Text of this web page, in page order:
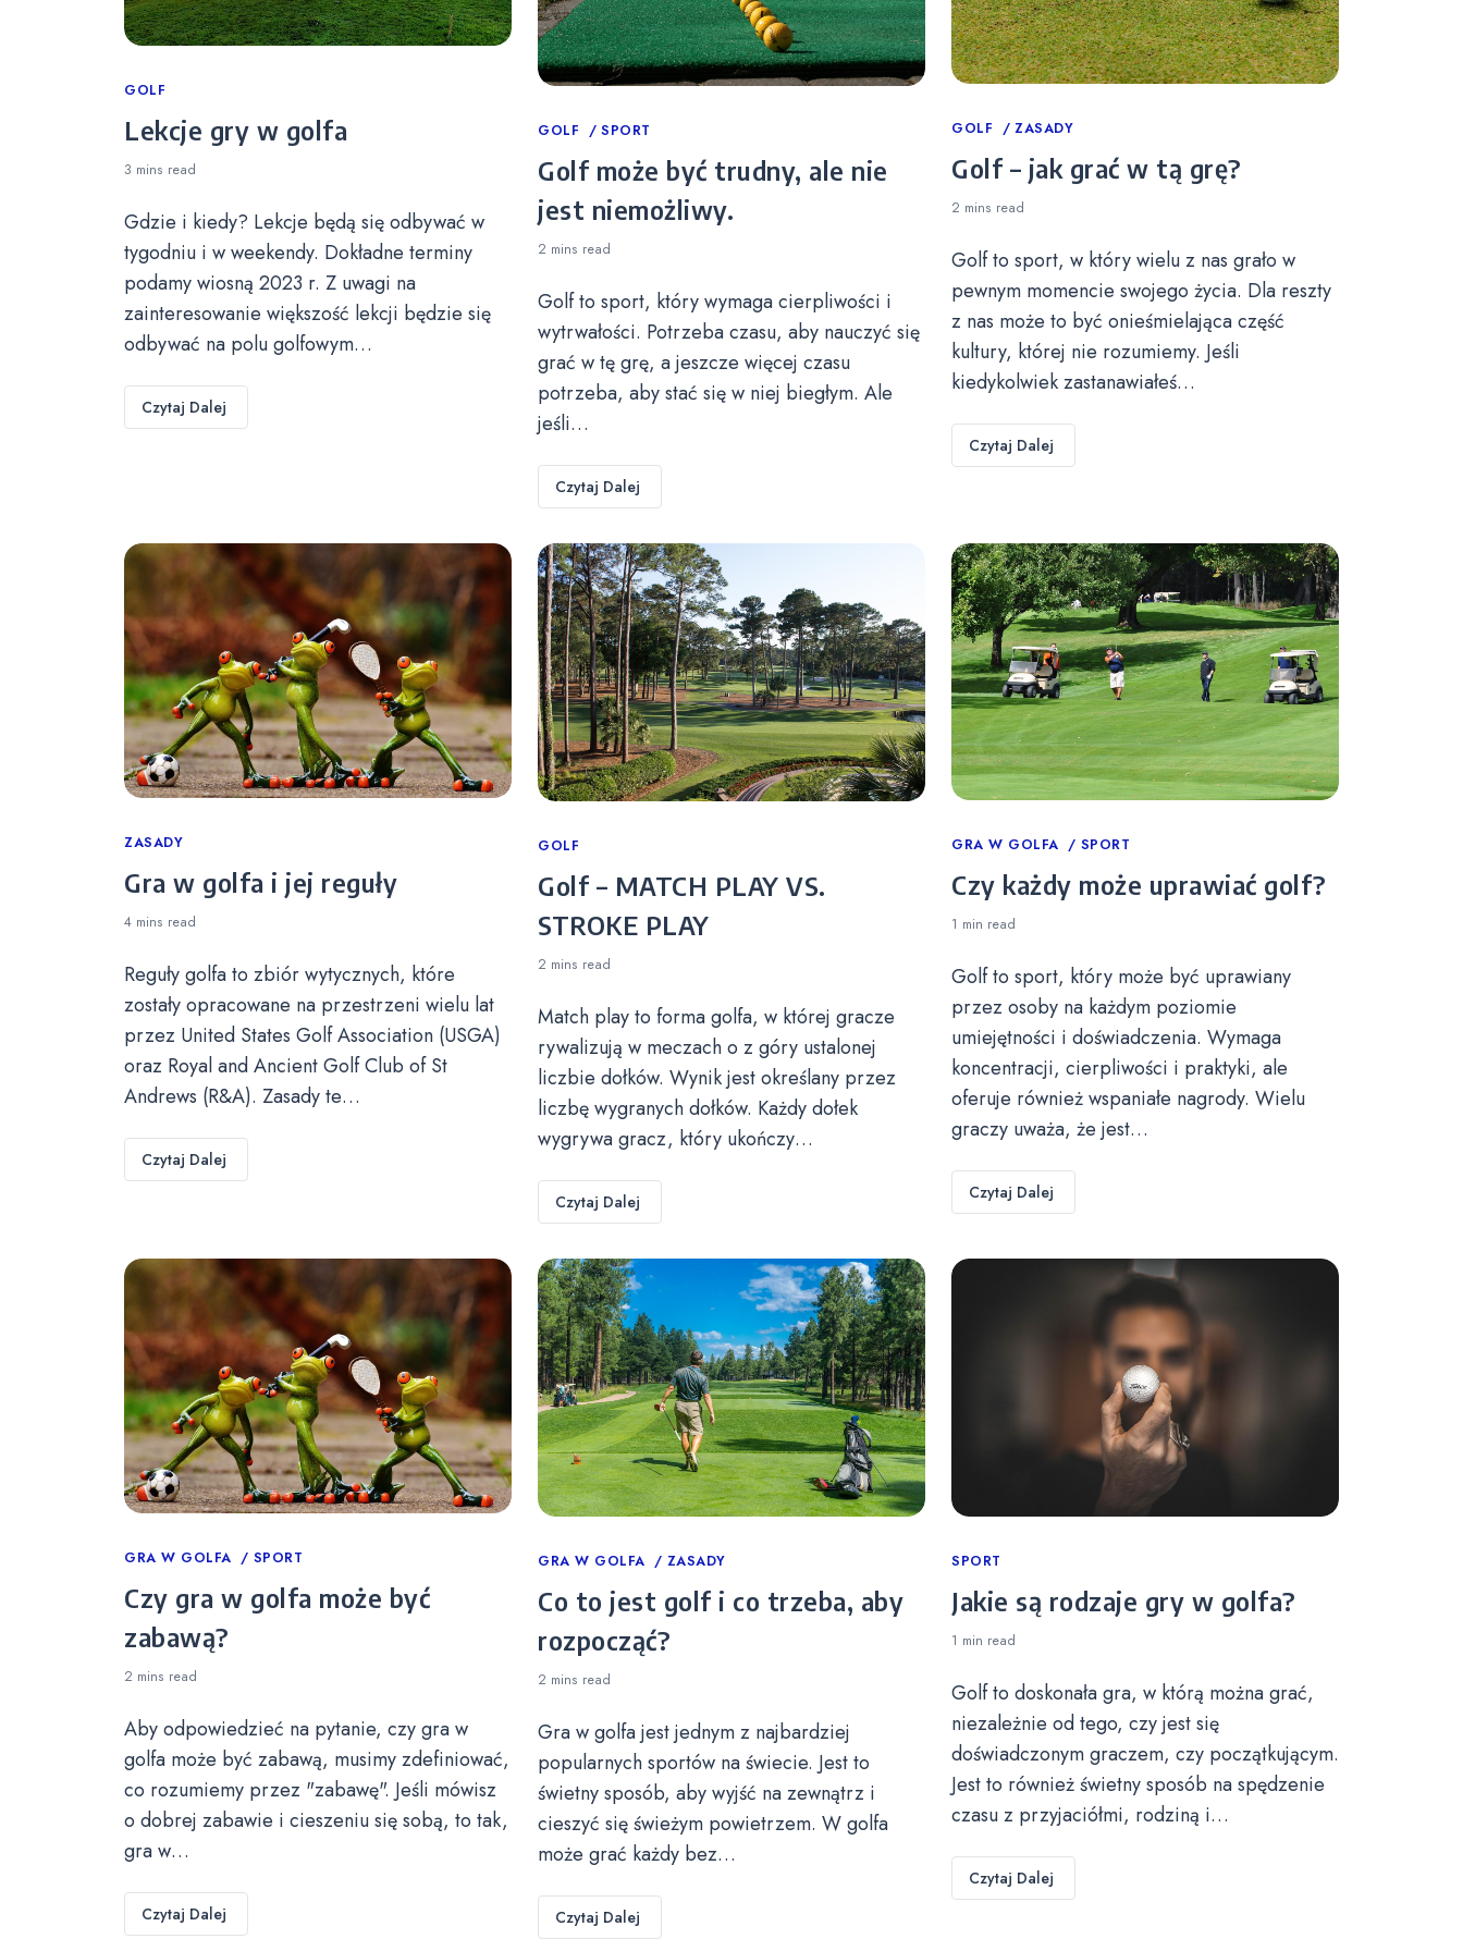
Categories
GOLF
Lekcje gry w golfa
3 mins read
Gdzie i kiedy? Lekcje będą się odbywać w
tygodniu i w weekendy. Dokładne terminy
podamy wiosną 2023 r. Z uwagi na
zainteresowanie większość lekcji będzie się
odbywać na polu golfowym…
Czytaj Dalej
Categories
GOLF SPORT
Golf może być trudny, ale nie
jest niemożliwy.
2 mins read
Golf to sport, który wymaga cierpliwości i
wytrwałości. Potrzeba czasu, aby nauczyć się
grać w tę grę, a jeszcze więcej czasu
potrzeba, aby stać się w niej biegłym. Ale
jeśli…
Czytaj Dalej
Categories
GOLF ZASADY
Golf – jak grać w tą grę?
2 mins read
Golf to sport, w który wielu z nas grało w
pewnym momencie swojego życia. Dla reszty
z nas może to być onieśmielająca część
kultury, której nie rozumiemy. Jeśli
kiedykolwiek zastanawiałeś…
Czytaj Dalej
Categories
ZASADY
Gra w golfa i jej reguły
4 mins read
Reguły golfa to zbiór wytycznych, które
zostały opracowane na przestrzeni wielu lat
przez United States Golf Association (USGA)
oraz Royal and Ancient Golf Club of St
Andrews (R&A). Zasady te…
Czytaj Dalej
Categories
GOLF
Golf – MATCH PLAY VS.
STROKE PLAY
2 mins read
Match play to forma golfa, w której gracze
rywalizują w meczach o z góry ustalonej
liczbie dołków. Wynik jest określany przez
liczbę wygranych dołków. Każdy dołek
wygrywa gracz, który ukończy…
Czytaj Dalej
Categories
GRA W GOLFA SPORT
Czy każdy może uprawiać golf?
1 min read
Golf to sport, który może być uprawiany
przez osoby na każdym poziomie
umiejętności i doświadczenia. Wymaga
koncentracji, cierpliwości i praktyki, ale
oferuje również wspaniałe nagrody. Wielu
graczy uważa, że jest…
Czytaj Dalej
Categories
GRA W GOLFA SPORT
Czy gra w golfa może być
zabawą?
2 mins read
Aby odpowiedzieć na pytanie, czy gra w
golfa może być zabawą, musimy zdefiniować,
co rozumiemy przez "zabawę". Jeśli mówisz
o dobrej zabawie i cieszeniu się sobą, to tak,
gra w…
Czytaj Dalej
Categories
GRA W GOLFA ZASADY
Co to jest golf i co trzeba, aby
rozpocząć?
2 mins read
Gra w golfa jest jednym z najbardziej
popularnych sportów na świecie. Jest to
świetny sposób, aby wyjść na zewnątrz i
cieszyć się świeżym powietrzem. W golfa
może grać każdy bez…
Czytaj Dalej
Categories
SPORT
Jakie są rodzaje gry w golfa?
1 min read
Golf to doskonała gra, w którą można grać,
niezależnie od tego, czy jest się
doświadczonym graczem, czy początkującym.
Jest to również świetny sposób na spędzenie
czasu z przyjaciółmi, rodziną i…
Czytaj Dalej